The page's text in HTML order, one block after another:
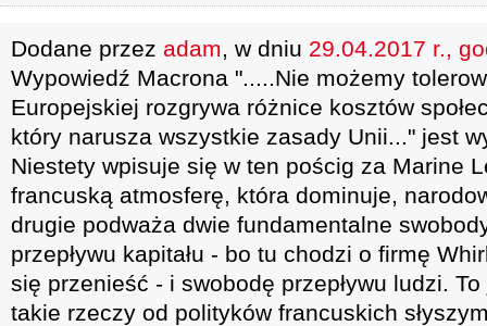
Dodane przez adam, w dniu 29.04.2017 r.,
Wypowiedź Macrona ".....Nie możemy
Europejskiej rozgrywa różnice kosztów
który narusza wszystkie zasady Unii..." jest
Niestety wpisuje się w ten pościg za Marine
francuską atmosferę, która dominuje,
drugie podważa dwie fundamentalne
przepływu kapitału - bo tu chodzi o firmę
się przenieść - i swobodę przepływu ludzi.
takie rzeczy od polityków francuskich